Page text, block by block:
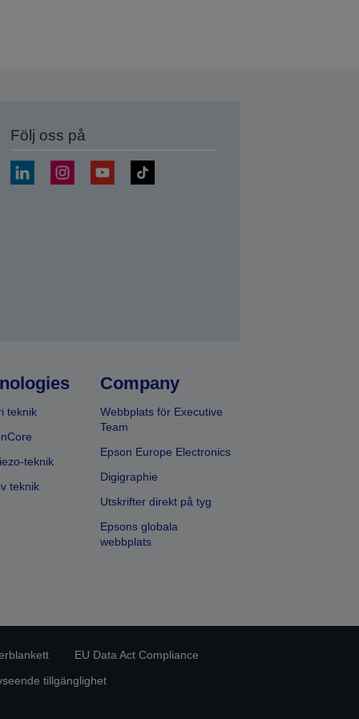
Följ oss på
teknik
teknik
teknik
Company
Webbplats för Executive
Team
Epson Europe Electronics
Digigraphie
Utskrifter direkt på tyg
Epsons globala
webbplats
EU Data Act Compliance
tillgänglighet